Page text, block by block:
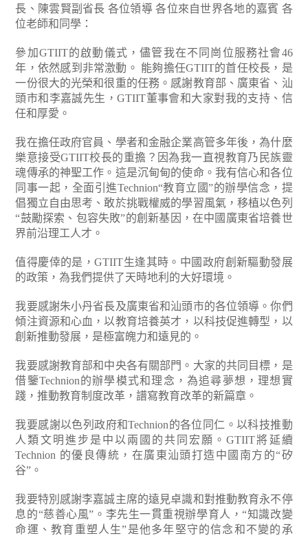
長、陳雲賢副省長 各位領導 各位來自世界各地的嘉賓 各
位老師和同學：
參加GTIIT的啟動儀式，儘管我在不同崗位服務社會46
年，依然感到非常激動。 能夠擔任GTIIT的首任校長，是
一份很大的光榮和很重的任務。感謝教育部、廣東省、汕
頭市和李嘉誠先生，GTIIT董事會和大家對我的支持、信
任和厚愛。
我在擔任政府官員、學者和金融企業高管多年後，為什麼
樂意接受GTIIT校長的重擔？因為我一直視教育乃民族靈
魂傳承的神聖工作。這是沉甸甸的使命。我有信心和各位
同事一起，全面引進Technion“教育立國”的辦學信念，提
倡獨立自由思考、敢於挑戰權威的學習風氣，移植以色列
“鼓勵探索、包容失敗”的創新基因，在中國廣東省培養世
界前沿理工人才。
值得慶倖的是，GTIIT生逢其時。中國政府創新驅動發展
的政策，為我們提供了天時地利的大好環境。
我要感謝朱小丹省長及廣東省和汕頭市的各位領導。你們
傾注資源和心血，以教育培養英才，以科技促進轉型，以
創新推動發展，是極富魄力和遠見的。
我要感謝教育部和中央各有關部門。大家的共同目標，是
借鑒Technion的辦學模式和理念，為追尋夢想，理想實
踐，推動教育制度改革，譜寫教育改革的新篇章。
我要感謝以色列政府和Technion的各位同仁。以科技推動
人類文明進步是中以兩國的共同宏願。GTIIT將延續
Technion 的優良傳統，在廣東汕頭打造中國南方的“矽
谷”。
我要特別感謝李嘉誠主席的遠見卓識和對推動教育永不停
息的“慈善心風”。李先生一貫重視辦學育人，“知識改變
命運、教育重塑人生”是他多年堅守的信念和不變的承